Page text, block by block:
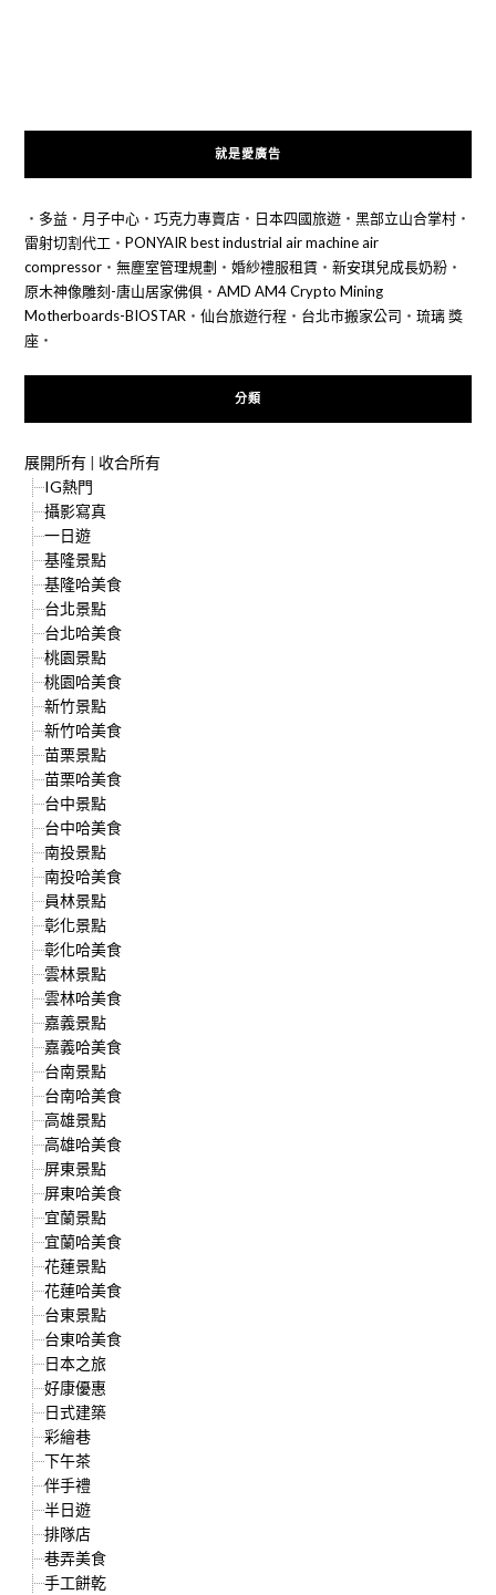
就是愛廣告
‧ 多益‧ 月子中心‧ 巧克力專賣店‧ 日本四國旅遊‧ 黑部立山合掌村‧
雷射切割代工 ‧ PONYAIR best industrial air machine air
compressor‧ 無塵室管理規劃 ‧ 婚紗禮服租賃‧ 新安琪兒成長奶粉‧
原木神像雕刻-唐山居家佛俱‧ AMD AM4 Crypto Mining
Motherboards-BIOSTAR ‧ 仙台旅遊行程 ‧ 台北市搬家公司 ‧ 琉璃 獎
座‧
分類
展開所有| 收合所有
IG熱門
攝影寫真
一日遊
基隆景點
基隆哈美食
台北景點
台北哈美食
桃園景點
桃園哈美食
新竹景點
新竹哈美食
苗栗景點
苗栗哈美食
台中景點
台中哈美食
南投景點
南投哈美食
員林景點
彰化景點
彰化哈美食
雲林景點
雲林哈美食
嘉義景點
嘉義哈美食
台南景點
台南哈美食
高雄景點
高雄哈美食
屏東景點
屏東哈美食
宜蘭景點
宜蘭哈美食
花蓮景點
花蓮哈美食
台東景點
台東哈美食
日本之旅
好康優惠
日式建築
彩繪巷
下午茶
伴手禮
半日遊
排隊店
巷弄美食
手工餅乾